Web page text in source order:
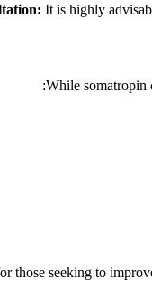
It is highly
While somatropin
those seeking to